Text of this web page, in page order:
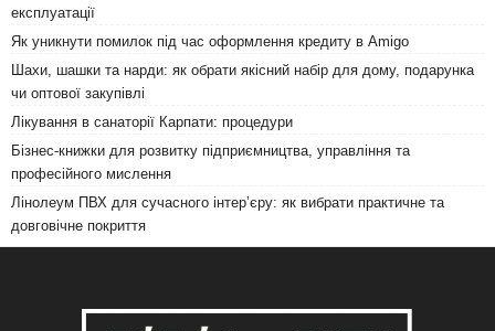
експлуатації
Як уникнути помилок під час оформлення кредиту в Amigo
Шахи, шашки та нарди: як обрати якісний набір для дому, подарунка
чи оптової закупівлі
Лікування в санаторії Карпати: процедури
Бізнес-книжки для розвитку підприємництва, управління та
професійного мислення
Лінолеум ПВХ для сучасного інтер’єру: як вибрати практичне та
довговічне покриття